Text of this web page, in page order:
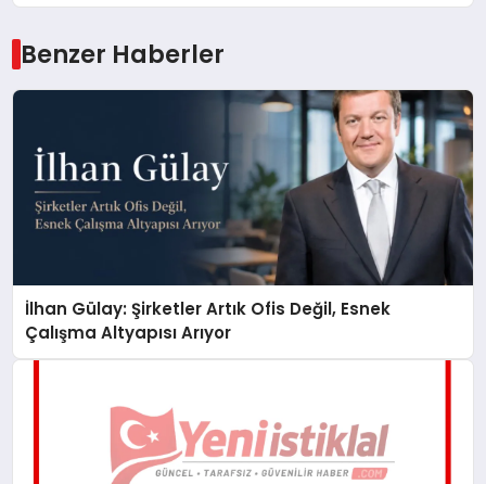
Benzer Haberler
İlhan Gülay: Şirketler Artık Ofis Değil, Esnek
Çalışma Altyapısı Arıyor